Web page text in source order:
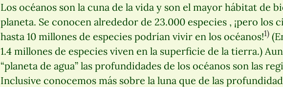
Los océanos son la cuna de la vida y son el mayor hábitat de
planeta. Se conocen alrededor de 23.000 especies , ¡pero los
hasta 10 millones de especies podrían vivir en los océanos!1)
1.4 millones de especies viven en la superficie de la tierra.)
“planeta de agua” las profundidades de los océanos son las
Inclusive conocemos más sobre la luna que de las